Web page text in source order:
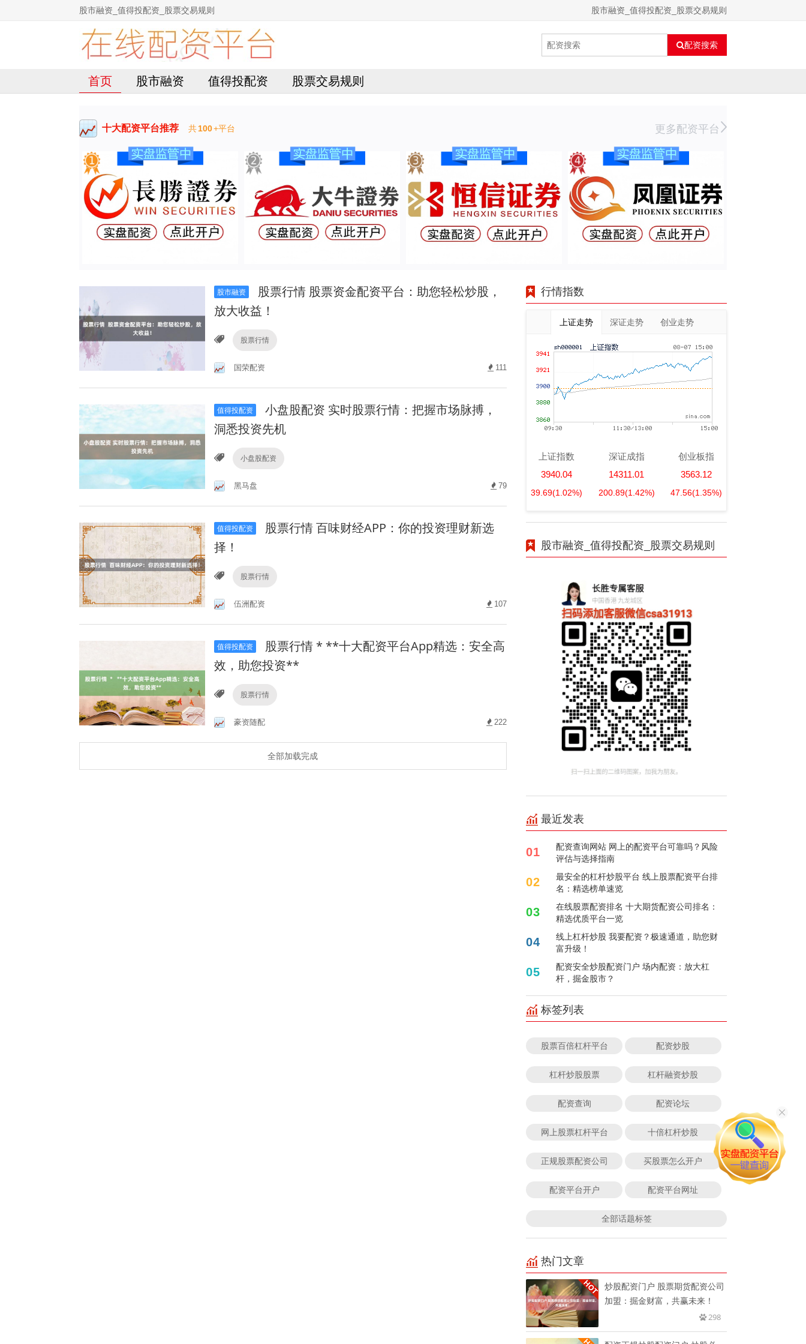
股市融资_值得投配资_股票交易规则 股市融资_值得投配资_股票交易规则
配资搜索
首页 股市融资 值得投配资 股票交易规则
十大配资平台推荐 共100+平台 更多配资平台
股市融资
股票行情 股票资金配资平台：助您轻松炒股，
放大收益！
股票行情
国荣配资 111
值得投配资
小盘股配资 实时股票行情：把握市场脉搏，
洞悉投资先机
小盘股配资
黑马盘 79
值得投配资
股票行情 百味财经APP：你的投资理财新选
择！
股票行情
伍洲配资 107
值得投配资
股票行情 * **十大配资平台App精选：安全高
效，助您投资**
股票行情
豪资随配 222
全部加载完成
行情指数
上证走势 深证走势 创业走势
上证指数
3940.04
39.69(1.02%)
深证成指
14311.01
200.89(1.42%)
创业板指
3563.12
47.56(1.35%)
股市融资_值得投配资_股票交易规则
最近发表
01
配资查询网站 网上的配资平台可靠吗？风险
评估与选择指南
02
最安全的杠杆炒股平台 线上股票配资平台排
名：精选榜单速览
03
在线股票配资排名 十大期货配资公司排名：
精选优质平台一览
04
线上杠杆炒股 我要配资？极速通道，助您财
富升级！
05
配资安全炒股配资门户 场内配资：放大杠
杆，掘金股市？
标签列表
股票百倍杠杆平台 配资炒股
杠杆炒股股票 杠杆融资炒股
配资查询 配资论坛
网上股票杠杆平台 十倍杠杆炒股
正规股票配资公司 买股票怎么开户
配资平台开户 配资平台网址
全部话题标签
热门文章
炒股配资门户 股票期货配资公司
加盟：掘金财富，共赢未来！
298